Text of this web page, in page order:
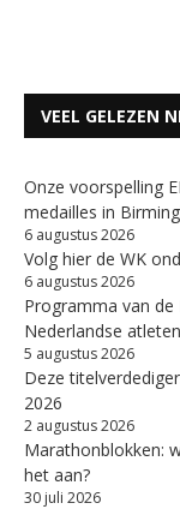
VEEL GELEZEN
Onze voorspelling
medailles in
6 augustus 2026
Volg hier de WK
6 augustus 2026
Programma van
Nederlandse
5 augustus 2026
Deze
2026
2 augustus 2026
Marathonblokken:
het aan?
30 juli 2026